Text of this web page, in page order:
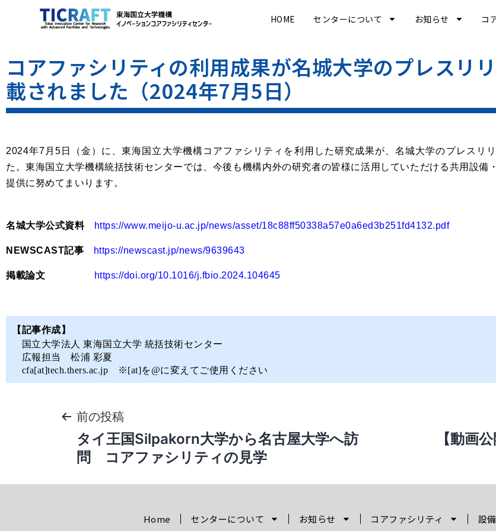
HOME センターについて お知らせ コ
コアファシリティの利用成果が名城大学のプレスリ
載されました（2024年7月5日）
2024年7月5日（金）に、東海国立大学機構コアファシリティを利用した研究成果が、名城大学のプレスリ
た。東海国立大学機構統括技術センターでは、今後も機構内外の研究者の皆様に活用していただける共用設備
提供に努めてまいります。
名城大学公式資料 https://www.meijo-u.ac.jp/news/asset/18c88ff50338a57e0a6ed3b251fd4132.pdf
NEWSCAST記事 https://newscast.jp/news/9639643
掲載論文 https://doi.org/10.1016/j.fbio.2024.104645
【記事作成】
国立大学法人 東海国立大学 統括技術センター
広報担当
松浦 彩夏
cfa[at]tech.thers.ac.jp ※[at]を@に変えてご使用ください
前の投稿
タイ王国Silpakorn大学から名古屋大学へ訪
問 コアファシリティの見学
【動画
Home センターについて お知らせ コアファシリティ 設